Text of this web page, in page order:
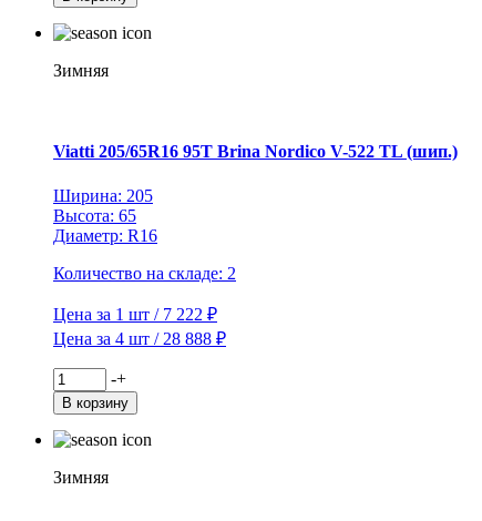
Viatti
195/70R15C
Vettore
TL
Зимняя
Viatti 205/65R16 95T Brina Nordico V-522 TL (шип.)
Ширина: 205
Высота: 65
Диаметр: R16
Количество на складе: 2
Цена за 1 шт / 7 222 ₽
Цена за 4 шт / 28 888 ₽
Количество
товара
Viatti
205/65R16
Brina
-+
В корзину
Зимняя